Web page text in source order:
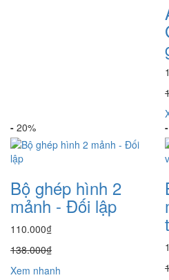
- 20%
Bộ ghép hình 2
mảnh - Đối lập
110.000₫
138.000₫
Xem nhanh
-